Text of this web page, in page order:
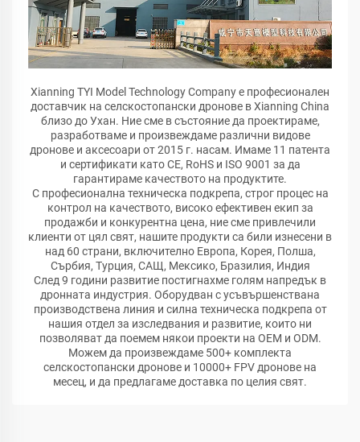
Xianning TYI Model Technology Company е професионален
доставчик на селскостопански дронове в Xianning China
близо до Ухан. Ние сме в състояние да проектираме,
разработваме и произвеждаме различни видове
дронове и аксесоари от 2015 г. насам. Имаме 11 патента
и сертификати като CE, RoHS и ISO 9001 за да
гарантираме качеството на продуктите.
С професионална техническа подкрепа, строг процес на
контрол на качеството, високо ефективен екип за
продажби и конкурентна цена, ние сме привлечили
клиенти от цял свят, нашите продукти са били изнесени в
над 60 страни, включително Европа, Корея, Полша,
Сърбия, Турция, САЩ, Мексико, Бразилия, Индия
След 9 години развитие постигнахме голям напредък в
дронната индустрия. Оборудван с усъвършенствана
производствена линия и силна техническа подкрепа от
нашия отдел за изследвания и развитие, които ни
позволяват да поемем някои проекти на OEM и ODM.
Можем да произвеждаме 500+ комплекта
селскостопански дронове и 10000+ FPV дронове на
месец, и да предлагаме доставка по целия свят.